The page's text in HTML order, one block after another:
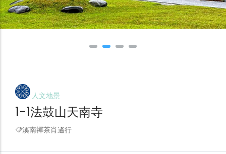
人文地景
1-1法鼓山天南寺
溪南禪茶肖遙行